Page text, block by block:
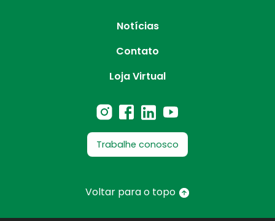
Notícias
Contato
Loja Virtual
Trabalhe conosco
Voltar para o topo